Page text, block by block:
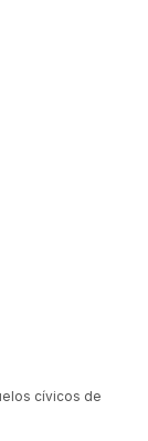
cívicos de